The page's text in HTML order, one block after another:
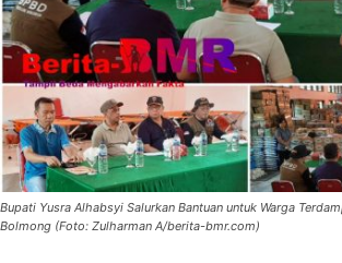
Bupati Yusra Alhabsyi Salurkan Bantuan untuk Warga
Bolmong (Foto: Zulharman A/berita-bmr.com)